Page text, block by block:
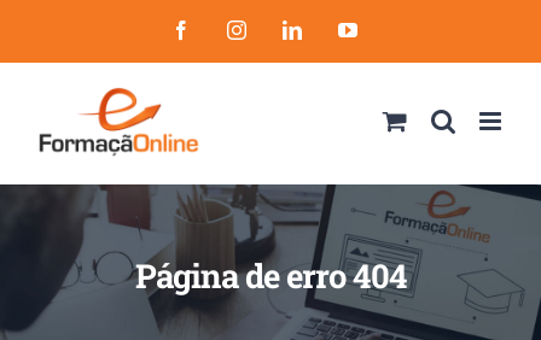
to
FacebookInstagramLinkedInYouTube
Página de erro 404